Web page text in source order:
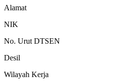
Alamat
NIK
No. Urut DTSEN
Desil
Wilayah Kerja